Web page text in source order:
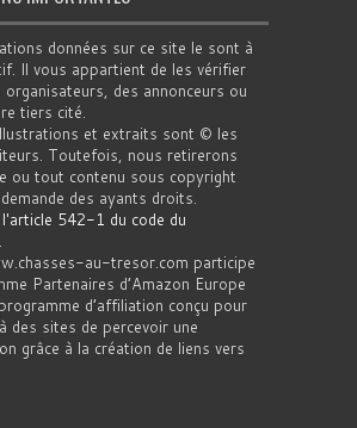
données sur ce site le sont à
Il vous appartient de les vérifier
organisateurs, des annonceurs ou
tiers cité.
et extraits sont © les
Toutefois, nous retirerons
ou tout contenu sous copyright
des ayants droits.
l'article 542-1 du code du
.
au-tresor.com participe
Partenaires d’Amazon Europe
d’affiliation conçu pour
des sites de percevoir une
grâce à la création de liens vers